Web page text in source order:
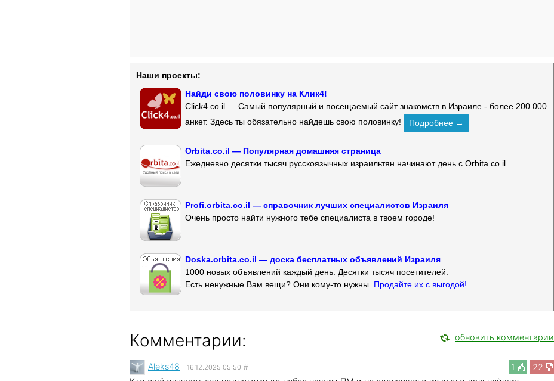
Наши проекты:
Найди свою половинку на Клик4!
Click4.co.il — Самый популярный и посещаемый сайт знакомств в Израиле - более 200 000
анкет. Здесь ты обязательно найдешь свою половинку!
Подробнее →
Orbita.co.il — Популярная домашняя страница
Ежедневно десятки тысяч русскоязычных израильтян начинают день с Orbita.co.il
Profi.orbita.co.il — справочник лучших специалистов Израиля
Очень просто найти нужного тебе специалиста в твоем городе!
Doska.orbita.co.il — доска бесплатных объявлений Израиля
1000 новых объявлений каждый день. Десятки тысяч посетителей.
Есть ненужные Вам вещи? Они кому-то нужны. Продайте их с выгодой!
Комментарии: обновить комментарии
1 22
Aleks48 16.12.2025 05:50 #